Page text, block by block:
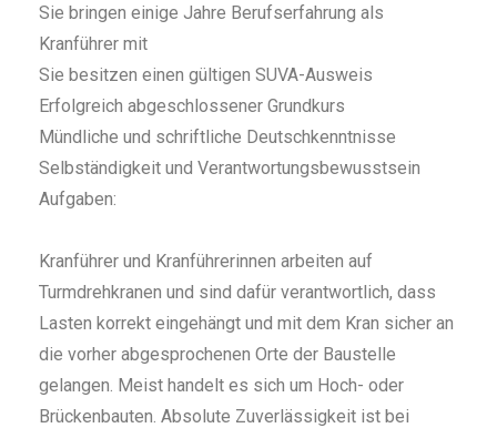
Sie bringen einige Jahre Berufserfahrung als
Kranführer mit
Sie besitzen einen gültigen SUVA-Ausweis
Erfolgreich abgeschlossener Grundkurs
Mündliche und schriftliche Deutschkenntnisse
Selbständigkeit und Verantwortungsbewusstsein
Aufgaben:
Kranführer und Kranführerinnen arbeiten auf
Turmdrehkranen und sind dafür verantwortlich, dass
Lasten korrekt eingehängt und mit dem Kran sicher an
die vorher abgesprochenen Orte der Baustelle
gelangen. Meist handelt es sich um Hoch- oder
Brückenbauten. Absolute Zuverlässigkeit ist bei